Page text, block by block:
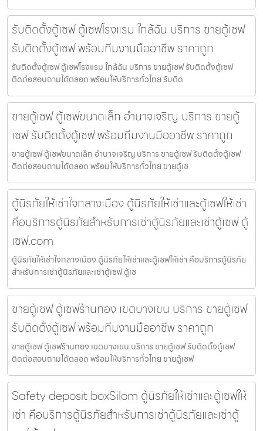
รับติดตั้งตู้เซฟ ตู้เซฟโรงแรม ใกล้ฉัน บริการ ขายตู้เซฟ
รับติดตั้งตู้เซฟ พร้อมทีมงานมืออาชีพ ราคาถูก
รับติดตั้งตู้เซฟ ตู้เซฟโรงแรม ใกล้ฉัน บริการ ขายตู้เซฟ รับติดตั้งตู้เซฟ
ติดต่อสอบถามได้ตลอด พร้อมให้บริการทั่วไทย รับติด
ขายตู้เซฟ ตู้เซฟขนาดเล็ก อำนาจเจริญ บริการ ขายตู้
เซฟ รับติดตั้งตู้เซฟ พร้อมทีมงานมืออาชีพ ราคาถูก
ขายตู้เซฟ ตู้เซฟขนาดเล็ก อำนาจเจริญ บริการ ขายตู้เซฟ รับติดตั้งตู้เซฟ
ติดต่อสอบถามได้ตลอด พร้อมให้บริการทั่วไทย ขายตู้เซ
ตู้นิรภัยให้เช่าใจกลางเมือง ตู้นิรภัยให้เช่าและตู้เซฟให้เช่า
คือบริการตู้นิรภัยสำหรับการเช่าตู้นิรภัยและเช่าตู้เซฟ ตู้
เซฟ.com
ตู้นิรภัยให้เช่าใจกลางเมือง ตู้นิรภัยให้เช่าและตู้เซฟให้เช่า คือบริการตู้นิรภัย
สำหรับการเช่าตู้นิรภัยและเช่าตู้เซฟ ตู้เซ
ขายตู้เซฟ ตู้เซฟร้านทอง เขตบางเขน บริการ ขายตู้เซฟ
รับติดตั้งตู้เซฟ พร้อมทีมงานมืออาชีพ ราคาถูก
ขายตู้เซฟ ตู้เซฟร้านทอง เขตบางเขน บริการ ขายตู้เซฟ รับติดตั้งตู้เซฟ
ติดต่อสอบถามได้ตลอด พร้อมให้บริการทั่วไทย ขายตู้เซฟ
Safety deposit boxSilom ตู้นิรภัยให้เช่าและตู้เซฟให้
เช่า คือบริการตู้นิรภัยสำหรับการเช่าตู้นิรภัยและเช่าตู้